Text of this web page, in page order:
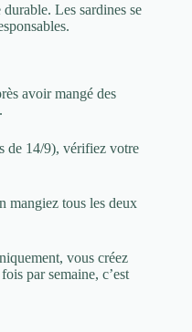
Les sardines se
avoir mangé des
de 14/9), vérifiez votre
mangiez tous les deux
vous créez
par semaine, c’est